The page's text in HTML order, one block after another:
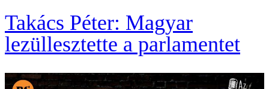
Takács Péter: Magyar
lezüllesztette a parlamentet